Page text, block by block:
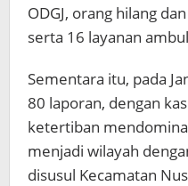
ODGJ, orang hilang
serta 16 layanan
Sementara itu, pada
80 laporan, dengan
ketertiban
menjadi wilayah
disusul Kecamatan